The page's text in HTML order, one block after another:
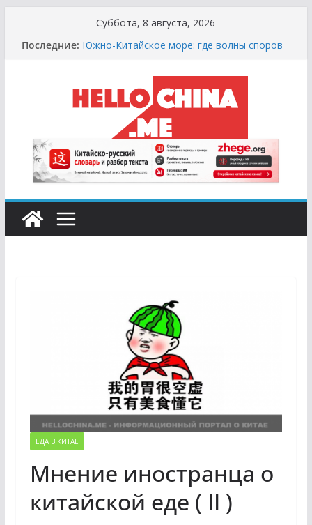
содержимому
Суббота, 8 августа, 2026
Последние: Южно-Китайское море: где волны споров
Сырная Лихорадка: Как Найти Настоящий
Сыр в Китае и не Купить «Пластиковый»
Аналог
Охота за Черным Хлебом: Путеводитель
по Русским и Европейским Пекарням в
Китае
Молочный Кризис: Почему в Китае не
Найти Творог, Сметану и Кефир (и Где
Искать Спасение?)
Счастливые Числа и Продукты-Табу:
ЕДА В КИТАЕ
Мнение иностранца о
китайской еде ( II )